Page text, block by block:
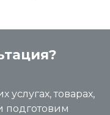
товарах,
подготовим